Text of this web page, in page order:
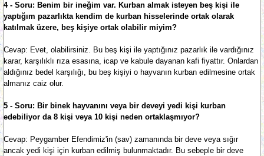
4 - Soru: Benim bir ineğim var. Kurban almak isteyen beş kişi ile
yaptığım pazarlıkta kendim de kurban hisselerinde ortak olarak
katılmak üzere, beş kişiye ortak olabilir miyim?
Cevap: Evet, olabilirsiniz. Bu beş kişi ile yaptığınız pazarlık ile vardığınız
karar, karşılıklı rıza esasına, icap ve kabule dayanan kafi fiyattır. Onlardan
aldığınız bedel karşılığı, bu beş kişiyi o hayvanın kurban edilmesine ortak
almanız caiz olur.
5 - Soru: Bir binek hayvanını veya bir deveyi yedi kişi kurban
edebiliyor da 8 kişi veya 10 kişi neden ortaklaşmıyor?
Cevap: Peygamber Efendimiz'in (sav) zamanında bir deve veya sığır
ancak yedi kişi için kurban edilmiş bulunmaktadır. Bu sebeple bir deve